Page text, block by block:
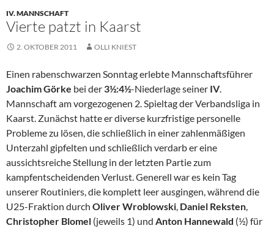
IV. MANNSCHAFT
Vierte patzt in Kaarst
2. OKTOBER 2011 OLLI KNIEST
Einen rabenschwarzen Sonntag erlebte Mannschaftsführer
Joachim Görke bei der 3½:4½-Niederlage seiner IV.
Mannschaft am vorgezogenen 2. Spieltag der Verbandsliga in
Kaarst. Zunächst hatte er diverse kurzfristige personelle
Probleme zu lösen, die schließlich in einer zahlenmäßigen
Unterzahl gipfelten und schließlich verdarb er eine
aussichtsreiche Stellung in der letzten Partie zum
kampfentscheidenden Verlust. Generell war es kein Tag
unserer Routiniers, die komplett leer ausgingen, während die
U25-Fraktion durch Oliver Wroblowski, Daniel Reksten,
Christopher Blomel (jeweils 1) und Anton Hannewald (½) für